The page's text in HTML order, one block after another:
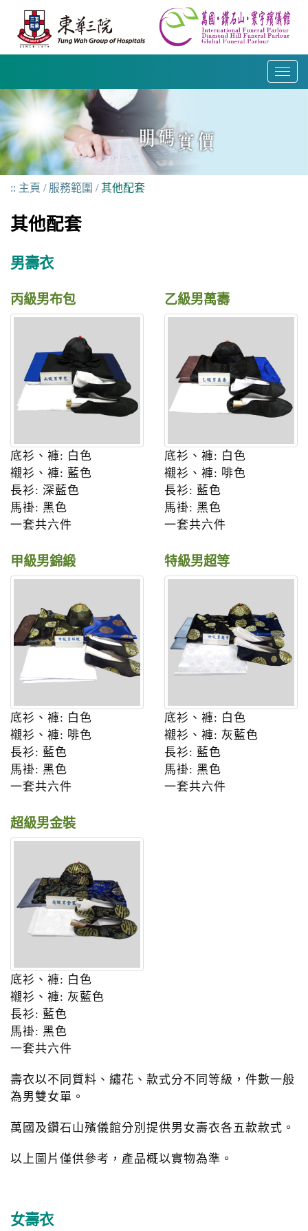
容
T
o
n
主頁 服務範圍 其他配套
其他配套
男壽衣
丙級男布包
底衫、褲: 白色
襯衫、褲: 藍色
長衫: 深藍色
馬褂: 黑色
一套共六件
乙級男萬壽
底衫、褲: 白色
襯衫、褲: 啡色
長衫: 藍色
馬褂: 黑色
一套共六件
甲級男錦緞
底衫、褲: 白色
襯衫、褲: 啡色
長衫: 藍色
馬褂: 黑色
一套共六件
特級男超等
底衫、褲: 白色
襯衫、褲: 灰藍色
長衫: 藍色
馬褂: 黑色
一套共六件
超級男金裝
底衫、褲: 白色
襯衫、褲: 灰藍色
長衫: 藍色
馬褂: 黑色
一套共六件
壽衣以不同質料、繡花、款式分不同等級，件數一般
為男雙女單。
萬國及鑽石山殯儀館分別提供男女壽衣各五款款式。
以上圖片僅供參考，產品概以實物為準。
女壽衣